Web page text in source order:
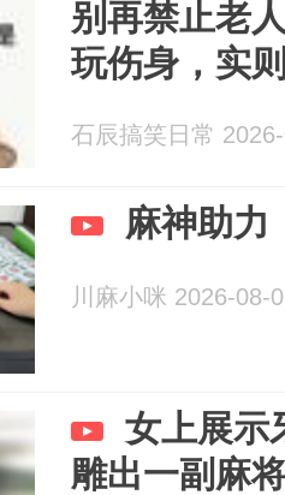
别再禁止老
玩伤身，实
石辰搞笑日常
麻神助力
川麻小咪 2026-08-
女上展示
雕出一副麻